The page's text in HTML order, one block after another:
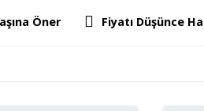
Öner Fiyatı Düşünce